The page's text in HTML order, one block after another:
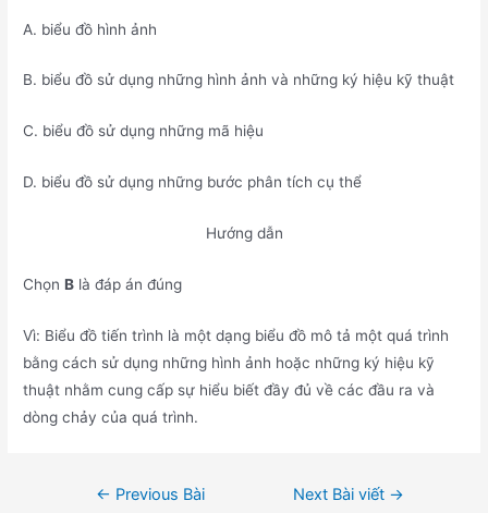
A. biểu đồ hình ảnh
B. biểu đồ sử dụng những hình ảnh và những ký hiệu kỹ thuật
C. biểu đồ sử dụng những mã hiệu
D. biểu đồ sử dụng những bước phân tích cụ thể
Hướng dẫn
ChọnB là đáp án đúng
Vì: Biểu đồ tiến trình là một dạng biểu đồ mô tả một quá trình
bằng cách sử dụng những hình ảnh hoặc những ký hiệu kỹ
thuật nhằm cung cấp sự hiểu biết đầy đủ về các đầu ra và
dòng chảy của quá trình.
← Previous Bài
Next Bài viết →